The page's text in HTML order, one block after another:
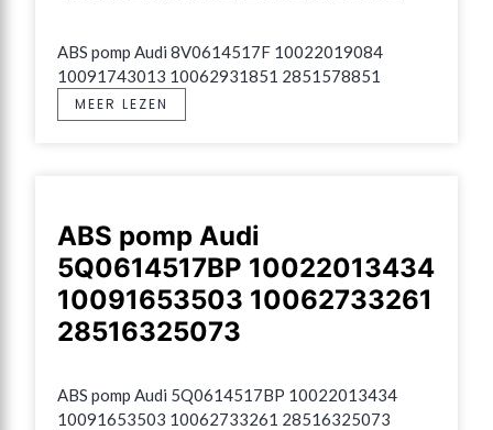
ABS pomp Audi 8V0614517F 10022019084
10091743013 10062931851 2851578851
MEER LEZEN
ABS pomp Audi
5Q0614517BP 10022013434
10091653503 10062733261
28516325073
ABS pomp Audi 5Q0614517BP 10022013434
10091653503 10062733261 28516325073